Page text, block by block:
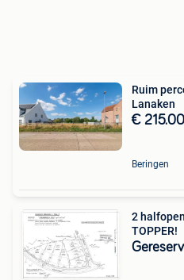
Ruim
Lanaken
€
Beringen
2
TOPPER!